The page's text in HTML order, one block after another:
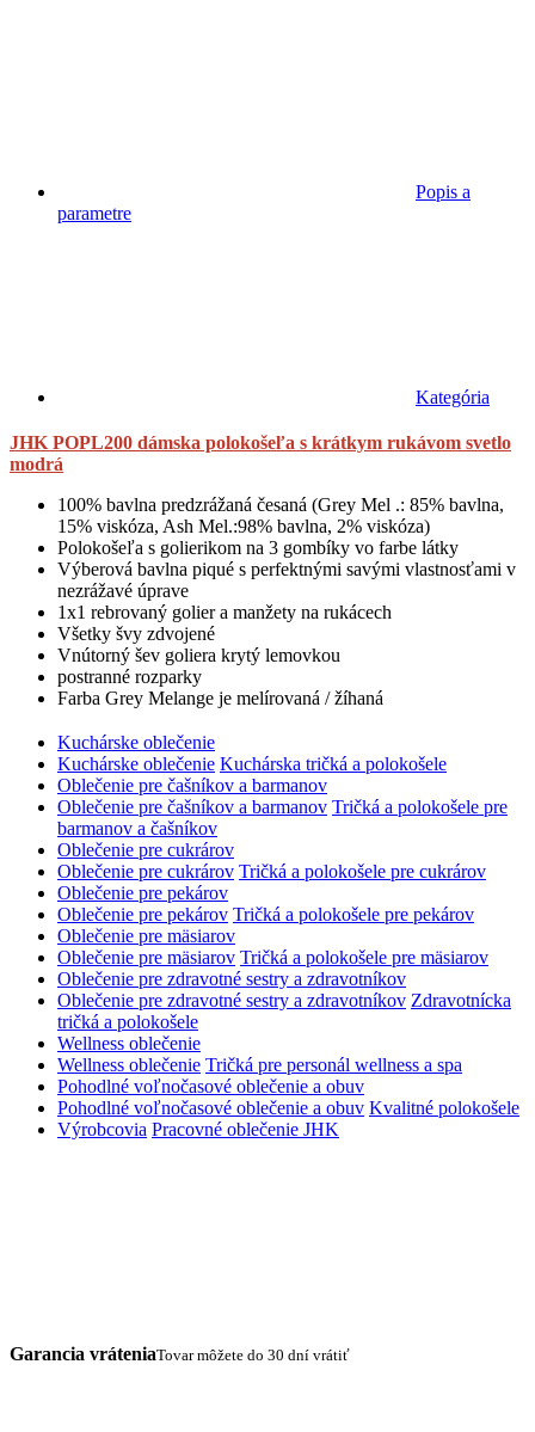
Popis a
parametre
Kategória
JHK POPL200 dámska polokošeľa s krátkym rukávom svetlo
modrá
100% bavlna predzrážaná česaná (Grey Mel .: 85% bavlna,
15% viskóza, Ash Mel.:98% bavlna, 2% viskóza)
Polokošeľa s golierikom na 3 gombíky vo farbe látky
Výberová bavlna piqué s perfektnými savými vlastnosťami v
nezrážavé úprave
1x1 rebrovaný golier a manžety na rukácech
Všetky švy zdvojené
Vnútorný šev goliera krytý lemovkou
postranné rozparky
Farba Grey Melange je melírovaná / žíhaná
Kuchárske oblečenie
Kuchárske oblečenie Kuchárska tričká a polokošele
Oblečenie pre čašníkov a barmanov
Oblečenie pre čašníkov a barmanov Tričká a polokošele pre
barmanov a čašníkov
Oblečenie pre cukrárov
Oblečenie pre cukrárov Tričká a polokošele pre cukrárov
Oblečenie pre pekárov
Oblečenie pre pekárov Tričká a polokošele pre pekárov
Oblečenie pre mäsiarov
Oblečenie pre mäsiarov Tričká a polokošele pre mäsiarov
Oblečenie pre zdravotné sestry a zdravotníkov
Oblečenie pre zdravotné sestry a zdravotníkov Zdravotnícka
tričká a polokošele
Wellness oblečenie
Wellness oblečenie Tričká pre personál wellness a spa
Pohodlné voľnočasové oblečenie a obuv
Pohodlné voľnočasové oblečenie a obuv Kvalitné polokošele
Výrobcovia Pracovné oblečenie JHK
Garancia vráteniaTovar môžete do 30 dní vrátiť